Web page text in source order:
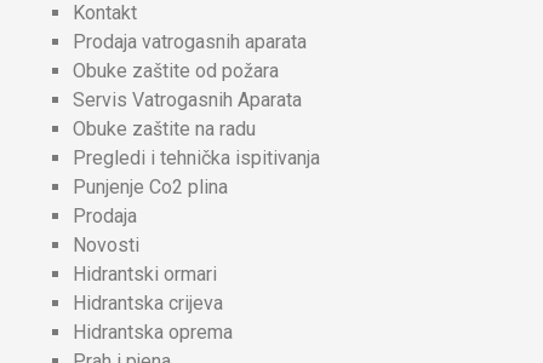
Kontakt
Prodaja vatrogasnih aparata
Obuke zaštite od požara
Servis Vatrogasnih Aparata
Obuke zaštite na radu
Pregledi i tehnička ispitivanja
Punjenje Co2 plina
Prodaja
Novosti
Hidrantski ormari
Hidrantska crijeva
Hidrantska oprema